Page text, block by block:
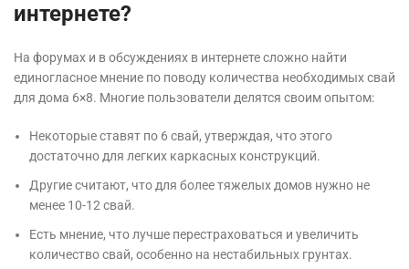
интернете?
На форумах и в обсуждениях в интернете сложно найти
единогласное мнение по поводу количества необходимых свай
для дома 6×8. Многие пользователи делятся своим опытом:
Некоторые ставят по 6 свай, утверждая, что этого
достаточно для легких каркасных конструкций.
Другие считают, что для более тяжелых домов нужно не
менее 10-12 свай.
Есть мнение, что лучше перестраховаться и увеличить
количество свай, особенно на нестабильных грунтах.